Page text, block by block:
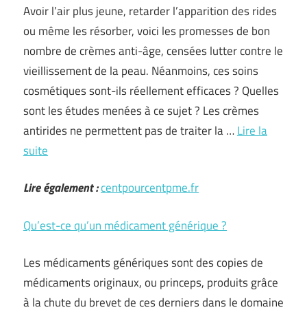
Avoir l’air plus jeune, retarder l’apparition des rides
ou même les résorber, voici les promesses de bon
nombre de crèmes anti-âge, censées lutter contre le
vieillissement de la peau. Néanmoins, ces soins
cosmétiques sont-ils réellement efficaces ? Quelles
sont les études menées à ce sujet ? Les crèmes
antirides ne permettent pas de traiter la …Lire la
suite
Lire également :centpourcentpme.fr
Qu’est-ce qu’un médicament générique ?
Les médicaments génériques sont des copies de
médicaments originaux, ou princeps, produits grâce
à la chute du brevet de ces derniers dans le domaine